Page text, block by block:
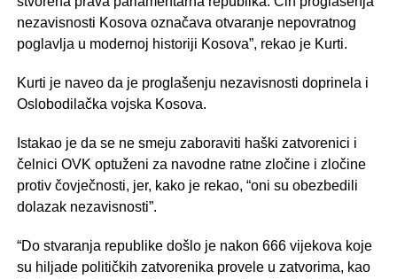
nezavisnosti Kosova označava otvaranje nepovratnog
poglavlja u modernoj historiji Kosova”, rekao je Kurti.
Kurti je naveo da je proglašenju nezavisnosti doprinela i
Oslobodilačka vojska Kosova.
Istakao je da se ne smeju zaboraviti haški zatvorenici i
čelnici OVK optuženi za navodne ratne zločine i zločine
protiv čovječnosti, jer, kako je rekao, “oni su obezbedili
dolazak nezavisnosti”.
“Do stvaranja republike došlo je nakon 666 vijekova koje
su hiljade političkih zatvorenika provele u zatvorima, kao